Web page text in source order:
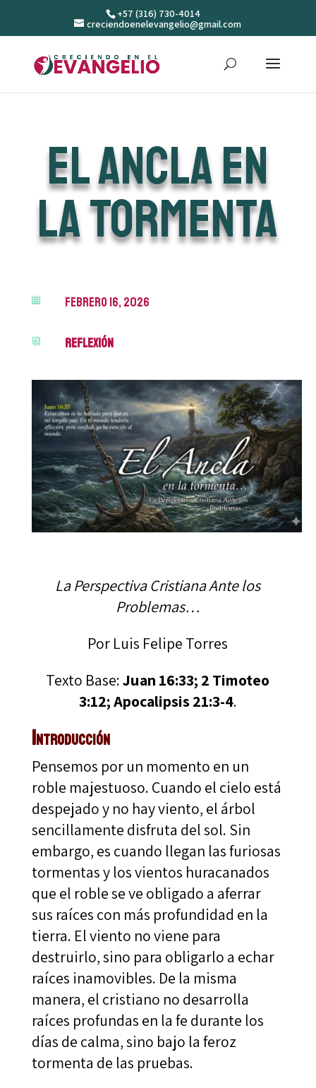
+57 (316) 730-4014
creciendoenelevangelio@gmail.com
El Ancla en
la Tormenta
 febrero 16, 2026
i Reflexión
La Perspectiva Cristiana Ante los
Problemas…
Por Luis Felipe Torres
Texto Base:Juan 16:33; 2 Timoteo
3:12; Apocalipsis 21:3-4.
Introducción
Pensemos por un momento en un
roble majestuoso. Cuando el cielo está
despejado y no hay viento, el árbol
sencillamente disfruta del sol. Sin
embargo, es cuando llegan las furiosas
tormentas y los vientos huracanados
que el roble se ve obligado a aferrar
sus raíces con más profundidad en la
tierra. El viento no viene para
destruirlo, sino para obligarlo a echar
raíces inamovibles. De la misma
manera, el cristiano no desarrolla
raíces profundas en la fe durante los
días de calma, sino bajo la feroz
tormenta de las pruebas.